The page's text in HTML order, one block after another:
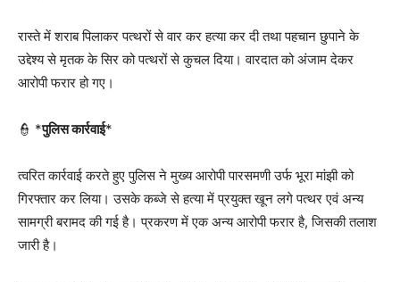
रास्ते में शराब पिलाकर पत्थरों से वार कर हत्या कर दी तथा पहचान छुपाने के
उद्देश्य से मृतक के सिर को पत्थरों से कुचल दिया। वारदात को अंजाम देकर
आरोपी फरार हो गए।
👮 *पुलिस कार्रवाई*
त्वरित कार्रवाई करते हुए पुलिस ने मुख्य आरोपी पारसमणी उर्फ भूरा मांझी को
गिरफ्तार कर लिया। उसके कब्जे से हत्या में प्रयुक्त खून लगे पत्थर एवं अन्य
सामग्री बरामद की गई है। प्रकरण में एक अन्य आरोपी फरार है, जिसकी तलाश
जारी है।